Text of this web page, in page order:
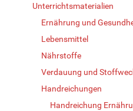
Unterrichtsmaterialien
Ernährung und
Lebensmittel
Nährstoffe
Verdauung und
Handreichungen
Handreichung